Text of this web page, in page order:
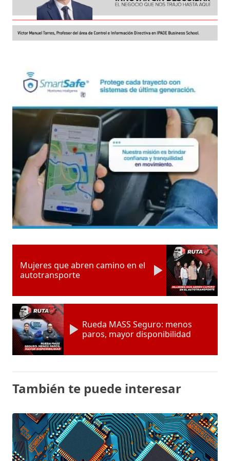
Mujeres que abren camino en el
autotransporte
Rueda MASS Seguro: menos
paros, mayor disponibilidad
También te puede interesar